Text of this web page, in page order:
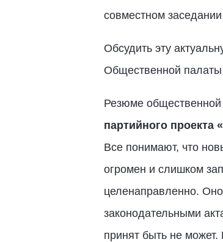
совместном
Обсудить эту
Общественной палаты
Резюме общественной
партийного проекта
Все понимают, что
огромен и слишком
целенаправленно.
законодательными
принят быть не может.